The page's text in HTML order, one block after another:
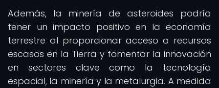
Además, la minería de asteroides podría
tener un impacto positivo en la economía
terrestre al proporcionar acceso a recursos
escasos en la Tierra y fomentar la innovación
en sectores clave como la tecnología
espacial, la minería y la metalurgia. A medida